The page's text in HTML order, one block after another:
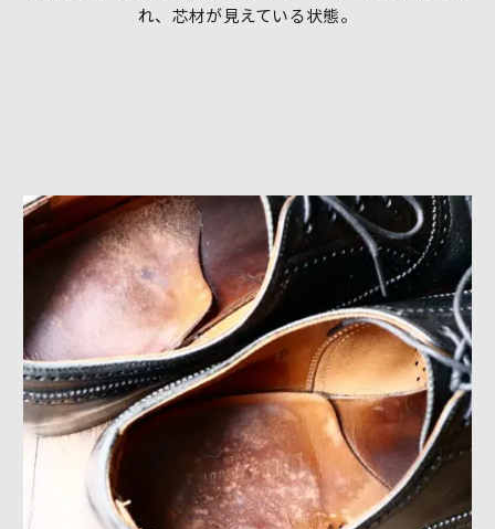
れ、芯材が見えている状態。